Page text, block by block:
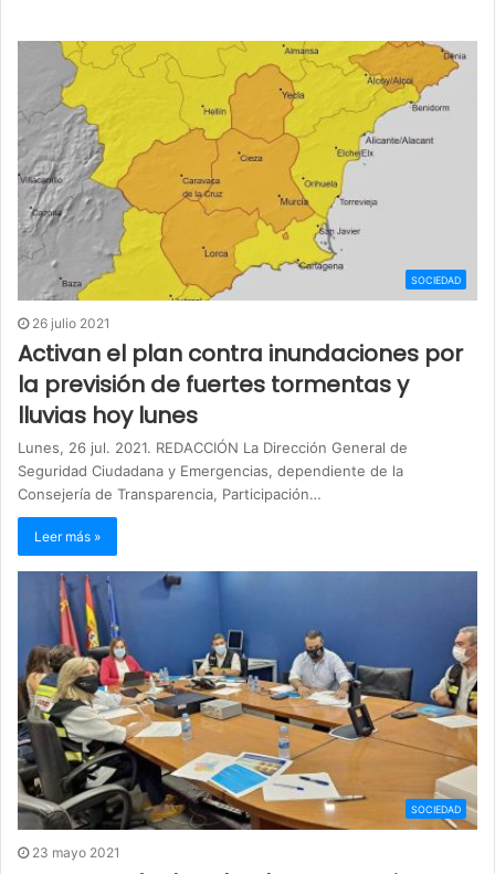
SOCIEDAD
26 julio 2021
Activan el plan contra inundaciones por
la previsión de fuertes tormentas y
lluvias hoy lunes
Lunes, 26 jul. 2021. REDACCIÓN La Dirección General de
Seguridad Ciudadana y Emergencias, dependiente de la
Consejería de Transparencia, Participación…
Leer más »
SOCIEDAD
23 mayo 2021